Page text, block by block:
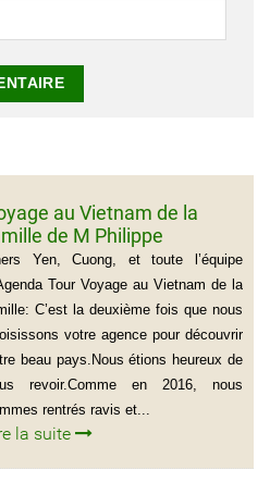
au Vietnam de la
de M Philippe
Yen, Cuong, et toute l’équipe
Tour Voyage au Vietnam de la
C’est la deuxième fois que nous
votre agence pour découvrir
beau pays.Nous étions heureux de
revoir.Comme en 2016, nous
rentrés ravis et...
la suite